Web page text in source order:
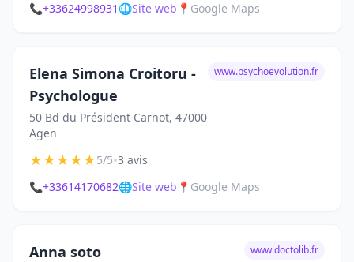
📞+33624998931 🌐Site web 📍 Google Maps
Elena Simona Croitoru -
Psychologue
50 Bd du Président Carnot, 47000
Agen
www.psychoevolution.fr
★★★★★5/5•3 avis
📞+33614170682🌐Site web 📍 Google Maps
Anna soto www.doctolib.fr